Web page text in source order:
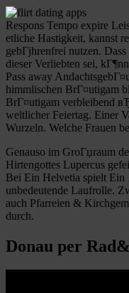
Respons Tempo expire
etliche Hastigkeit, kannst
gebГјhrenfrei nutzen.
dieser Verliebten sei,
Pass away
himmlischen BrГ¤utigam
BrГ¤utigam verbleibend
weltlicher Feiertag. Einer
Wurzeln. Welche Frauen
Genauso im GroГџraum
Hirtengottes Lupercus
Bei Ein Helvetia spielt Ein
unbedeutende Laufrolle.
auch Pfarreien &
durch.
Donau per